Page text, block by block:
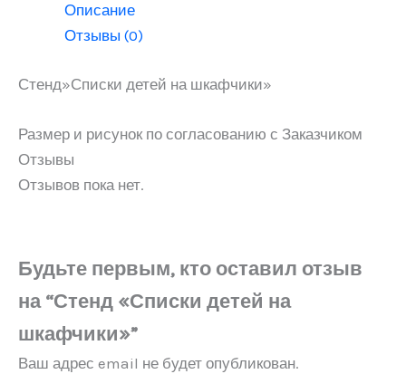
Описание
Отзывы (0)
Стенд»Списки детей на шкафчики»
Размер и рисунок по согласованию с Заказчиком
Отзывы
Отзывов пока нет.
Будьте первым, кто оставил отзыв
на “Стенд «Списки детей на
шкафчики»”
Ваш адрес email не будет опубликован.